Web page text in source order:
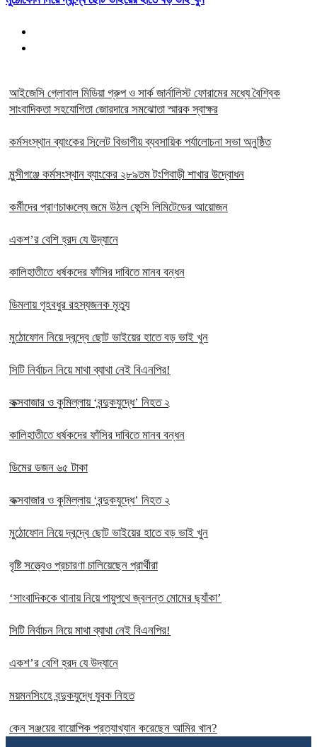
আইজেসি গ্লোবাল মিডিয়া গ্রুপ ও সার্ক জার্নালিস্ট ফোরামের মধ্যে বৈশ্বিক
সাংবাদিকতা সহযোগিতা জোরদারে সমঝোতা স্মারক স্বাক্ষর
কর্মসংস্থান ব্যাংকের সিলেট বিভাগীয় ব্যবসায়িক পর্যালোচনা সভা অনুষ্ঠিত
মুন্সীগঞ্জে কর্মসংস্থান ব্যাংকের ২৮৯তম টংগিবাড়ী শাখার উদ্বোধন
কর্মীদের প্রাণচাঞ্চল্যে জমে উঠল ফেন্সি লিমিটেডের আয়োজন
একশ’র বেশি হ্রদ যে উদ্যানে
কালিহাতীতে ধর্ষকদের ফাঁসির দাবিতে মানব বন্ধন
ডিমলায় গৃহবধুর রহস্যজনক মৃত্যু
মুঠোফোন নিয়ে দ্বন্দ্বে ছোট ভাইয়ের হাতে বড় ভাই খুন
সিটি নির্বাচন নিয়ে মাথা ব্যাথা নেই বিএনপির!
কক্সবাজার ও কুমিল্লায় ‘বন্দুকযুদ্ধে’ নিহত ২
কালিহাতীতে ধর্ষকদের ফাঁসির দাবিতে মানব বন্ধন
ডিমের ডজন ৬৫ টাকা
কক্সবাজার ও কুমিল্লায় ‘বন্দুকযুদ্ধে’ নিহত ২
মুঠোফোন নিয়ে দ্বন্দ্বে ছোট ভাইয়ের হাতে বড় ভাই খুন
বৃষ্টি সত্ত্বেও প্রচারণা চালিয়েছেন প্রার্থীরা
‘সাংবাদিককে থানায় নিয়ে পায়ুপথে জ্বলন্ত মোমের ছ্যাঁকা’
সিটি নির্বাচন নিয়ে মাথা ব্যাথা নেই বিএনপির!
একশ’র বেশি হ্রদ যে উদ্যানে
ময়মনসিংহে বন্দুকযুদ্ধে যুবক নিহত
কেন সঞ্জয়ের বায়োপিক প্রত্যাখ্যান করেছেন আমির খান?